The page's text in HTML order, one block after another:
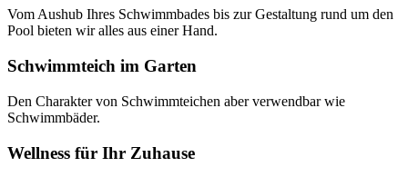
Vom Aushub Ihres Schwimmbades bis zur Gestaltung rund um den
Pool bieten wir alles aus einer Hand.
Schwimmteich im Garten
Den Charakter von Schwimmteichen aber verwendbar wie
Schwimmbäder.
Wellness für Ihr Zuhause